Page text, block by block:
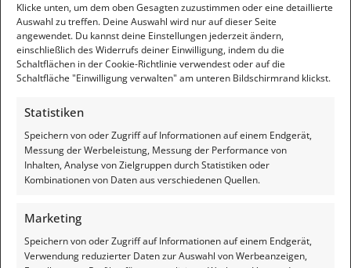
Klicke unten, um dem oben Gesagten zuzustimmen oder eine detaillierte
Auswahl zu treffen. Deine Auswahl wird nur auf dieser Seite
angewendet. Du kannst deine Einstellungen jederzeit ändern,
einschließlich des Widerrufs deiner Einwilligung, indem du die
Schaltflächen in der Cookie-Richtlinie verwendest oder auf die
Schaltfläche "Einwilligung verwalten" am unteren Bildschirmrand klickst.
Statistiken
Speichern von oder Zugriff auf Informationen auf einem Endgerät,
Messung der Werbeleistung, Messung der Performance von
Inhalten, Analyse von Zielgruppen durch Statistiken oder
Kombinationen von Daten aus verschiedenen Quellen.
Marketing
Speichern von oder Zugriff auf Informationen auf einem Endgerät,
Verwendung reduzierter Daten zur Auswahl von Werbeanzeigen,
Mietfahrzeug